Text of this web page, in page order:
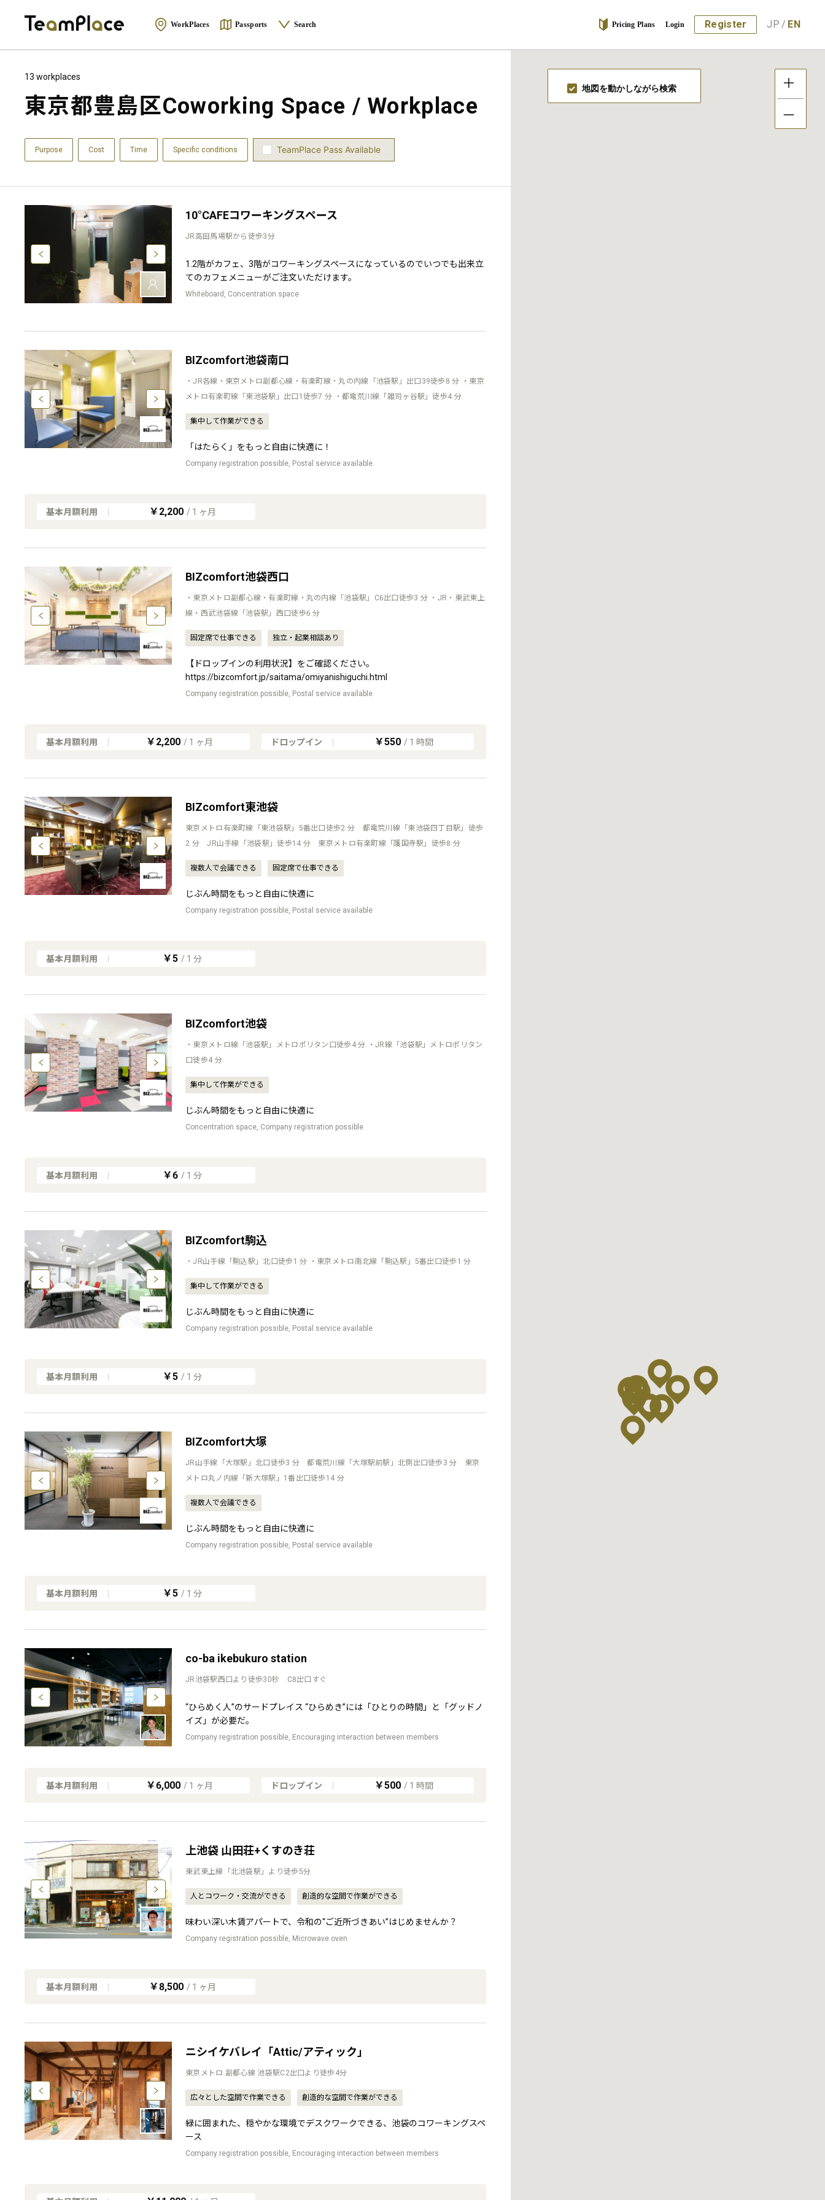
WorkPlaces Passports Search Pricing Plans Login Register JP / EN
13 workplaces
東京都豊島区Coworking Space / Workplace
Purpose Cost Time Specific conditions TeamPlace Pass Available
10°CAFEコワーキングスペース
JR高田馬場駅から徒歩3分
1.2階がカフェ、3階がコワーキングスペースになっているのでいつでも出来立
てのカフェメニューがご注文いただけます。
Whiteboard, Concentration space
BIZcomfort池袋南口
・JR各線・東京メトロ副都心線・有楽町線・丸の内線「池袋駅」出口39徒歩8 分 ・東京
メトロ有楽町線「東池袋駅」出口1徒歩7 分 ・都電荒川線「雑司ヶ谷駅」徒歩4 分
集中して作業ができる
「はたらく」をもっと自由に快適に！
Company registration possible, Postal service available
基本月額利用 | ￥2,200 / 1 ヶ月
BIZcomfort池袋西口
・東京メトロ副都心線・有楽町線・丸の内線「池袋駅」C6出口徒歩3 分 ・JR・東武東上
線・西武池袋線「池袋駅」西口徒歩6 分
固定席で仕事できる 独立・起業相談あり
【ドロップインの利用状況】をご確認ください。
https://bizcomfort.jp/saitama/omiyanishiguchi.html
Company registration possible, Postal service available
基本月額利用 | ￥2,200 / 1 ヶ月 ドロップイン | ￥550 / 1 時間
BIZcomfort東池袋
東京メトロ有楽町線「東池袋駅」5番出口徒歩2 分 都電荒川線「東池袋四丁目駅」徒歩
2 分 JR山手線「池袋駅」徒歩14 分 東京メトロ有楽町線「護国寺駅」徒歩8 分
複数人で会議できる 固定席で仕事できる
じぶん時間をもっと自由に快適に
Company registration possible, Postal service available
基本月額利用 | ￥5 / 1 分
BIZcomfort池袋
・東京メトロ線「池袋駅」メトロポリタン口徒歩4 分 ・JR線「池袋駅」メトロポリタン
口徒歩4 分
集中して作業ができる
じぶん時間をもっと自由に快適に
Concentration space, Company registration possible
基本月額利用 | ￥6 / 1 分
BIZcomfort駒込
・JR山手線「駒込駅」北口徒歩1 分 ・東京メトロ南北線「駒込駅」5番出口徒歩1 分
集中して作業ができる
じぶん時間をもっと自由に快適に
Company registration possible, Postal service available
基本月額利用 | ￥5 / 1 分
BIZcomfort大塚
JR山手線「大塚駅」北口徒歩3 分 都電荒川線「大塚駅前駅」北側出口徒歩3 分 東京
メトロ丸ノ内線「新大塚駅」1番出口徒歩14 分
複数人で会議できる
じぶん時間をもっと自由に快適に
Company registration possible, Postal service available
基本月額利用 | ￥5 / 1 分
co-ba ikebukuro station
JR池袋駅西口より徒歩30秒 C8出口すぐ
“ひらめく人”のサードプレイス “ひらめき”には「ひとりの時間」と「グッドノ
イズ」が必要だ。
Company registration possible, Encouraging interaction between members
基本月額利用 | ￥6,000 / 1 ヶ月 ドロップイン | ￥500 / 1 時間
上池袋 山田荘+くすのき荘
東武東上線「北池袋駅」より徒歩5分
人とコワーク・交流ができる 創造的な空間で作業ができる
味わい深い木賃アパートで、令和の“ご近所づきあい”はじめませんか？
Company registration possible, Microwave oven
基本月額利用 | ￥8,500 / 1 ヶ月
ニシイケバレイ「Attic/アティック」
東京メトロ 副都心線 池袋駅C2出口より徒歩4分
広々とした空間で作業できる 創造的な空間で作業ができる
緑に囲まれた、穏やかな環境でデスクワークできる、池袋のコワーキングスペ
ース
Company registration possible, Encouraging interaction between members
地図を動かしながら検索